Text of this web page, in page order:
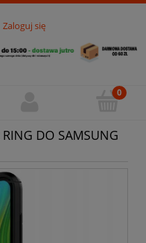
Zaloguj się
DO SAMSUNG